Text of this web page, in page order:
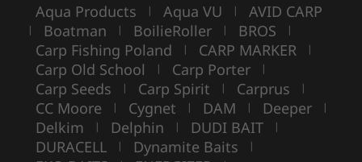
Aqua Products | Aqua VU | AVID CARP
| Boatman | BoilieRoller | BROS |
Carp Fishing Poland | CARP MARKER |
Carp Old School | Carp Porter |
Carp Seeds | Carp Spirit | Carprus |
CC Moore | Cygnet | DAM | Deeper |
Delkim | Delphin | DUDI BAIT |
DURACELL | Dynamite Baits |